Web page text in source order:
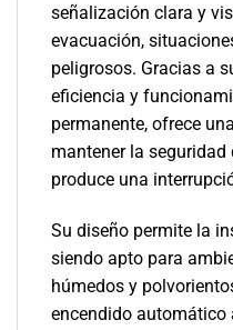
señalización clara y
evacuación,
peligrosos. Gracias a
eficiencia y
permanente, ofrece
mantener la
produce una
Su diseño permite la
siendo apto para
húmedos y
encendido automático